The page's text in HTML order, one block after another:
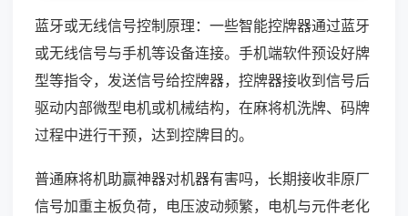
蓝牙或无线信号控制原理：一些智能控牌器通过蓝牙
或无线信号与手机等设备连接。手机端软件预设好牌
型等指令，发送信号给控牌器，控牌器接收到信号后
驱动内部微型电机或机械结构，在麻将机洗牌、码牌
过程中进行干预，达到控牌目的。
普通麻将机助赢神器对机器有害吗，长期接收非原厂
信号加重主板负荷，电压波动频繁，电机与元件老化